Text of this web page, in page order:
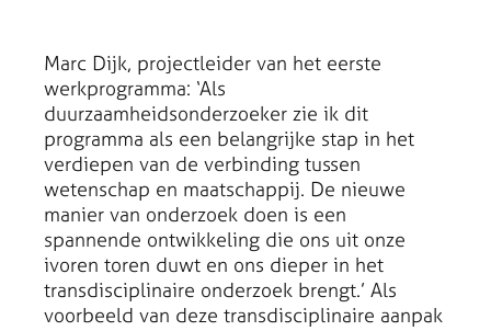
Marc Dijk, projectleider van het eerste
werkprogramma: ‘Als
duurzaamheidsonderzoeker zie ik dit
programma als een belangrijke stap in het
verdiepen van de verbinding tussen
wetenschap en maatschappij. De nieuwe
manier van onderzoek doen is een
spannende ontwikkeling die ons uit onze
ivoren toren duwt en ons dieper in het
transdisciplinaire onderzoek brengt.’ Als
voorbeeld van deze transdisciplinaire aanpak